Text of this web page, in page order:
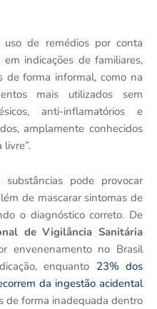
de remédios por conta
indicações de familiares,
de forma informal, como na
mais utilizados sem
anti-inflamatórios e
amplamente conhecidos
pode provocar
de mascarar sintomas de
o diagnóstico correto. De
de Vigilância Sanitária
envenenamento no Brasil
enquanto 23% dos
da ingestão acidental
de forma inadequada dentro